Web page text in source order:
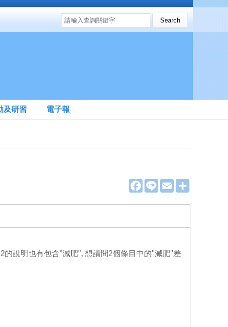
搜尋表單
Search this site
及研習 電子報
F
a
e
o
L
e
E
m
i
說明也有包含"減肥", 想請問2個條目中的"減肥"差